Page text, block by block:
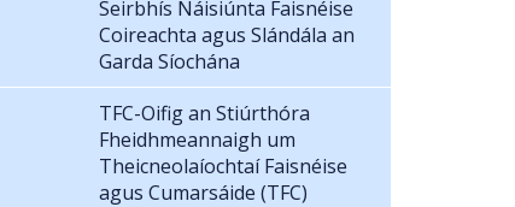
Seirbhís Náisiúnta Faisnéise
Coireachta agus Slándála an
Garda Síochána
TFC-Oifig an Stiúrthóra
Fheidhmeannaigh um
Theicneolaíochtaí Faisnéise
agus Cumarsáide (TFC)